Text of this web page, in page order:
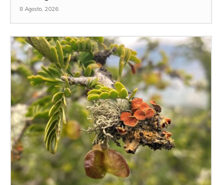
8 Agosto, 2026